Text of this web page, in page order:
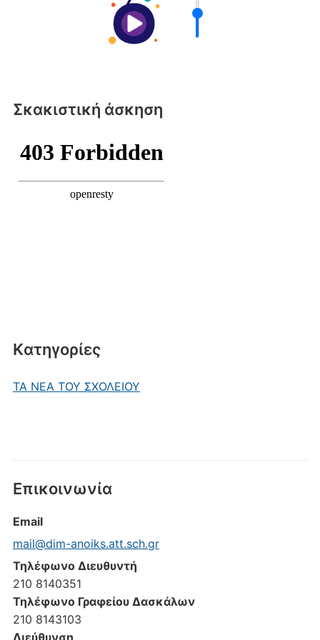
Σκακιστική άσκηση
Kατηγορίες
ΤΑ ΝΕΑ ΤΟΥ ΣΧΟΛΕΙΟΥ
Επικοινωνία
Email
mail@dim-anoiks.att.sch.gr
Τηλέφωνο Διευθυντή
210 8140351
Τηλέφωνο Γραφείου Δασκάλων
210 8143103
Διεύθυνση